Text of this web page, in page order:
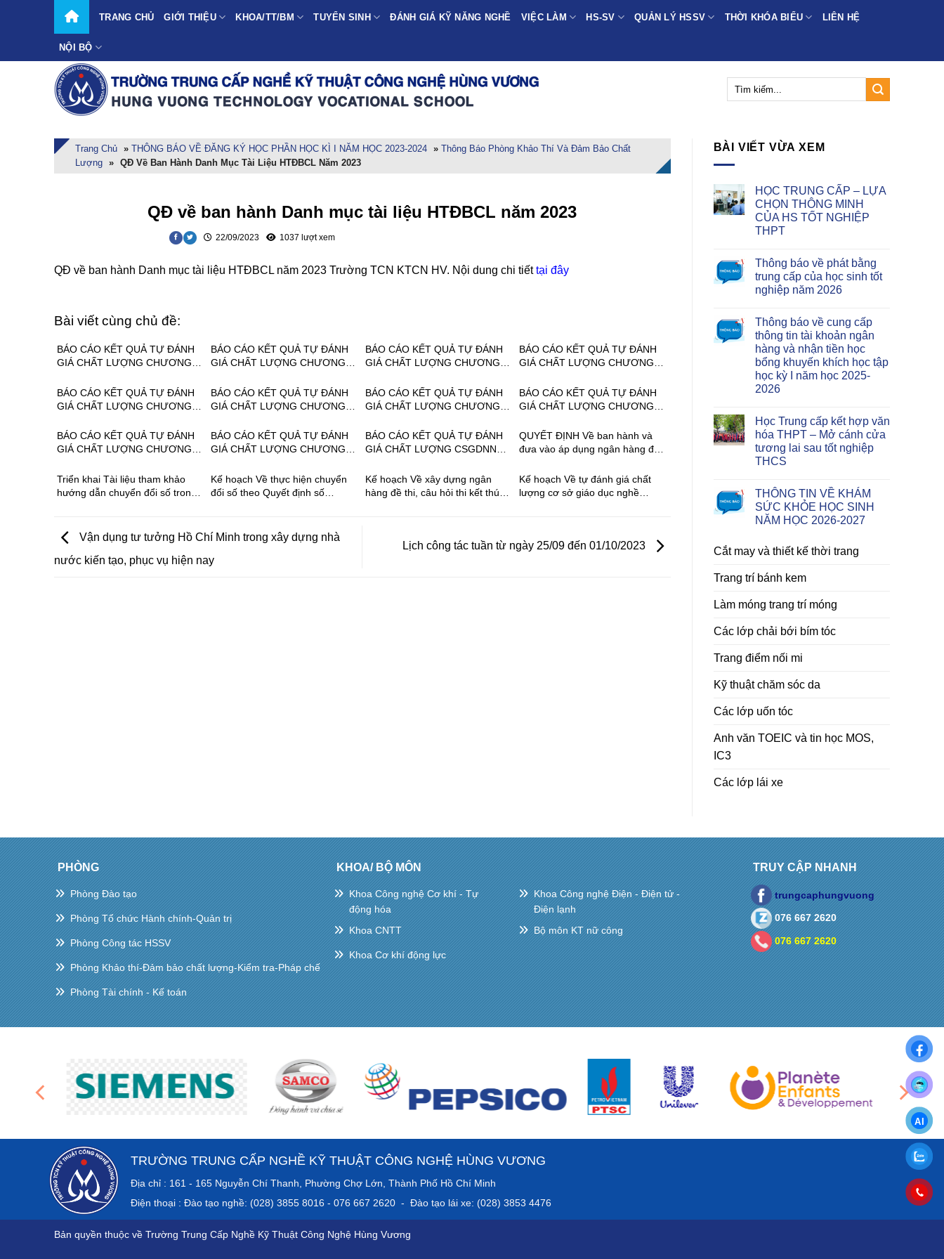
TRANG CHỦ GIỚI THIỆU KHOA/TT/BM TUYỂN SINH ĐÁNH GIÁ KỸ NĂNG NGHỀ VIỆC LÀM HS-SV QUẢN LÝ HSSV THỜI KHÓA BIỂU LIÊN HỆ
NỘI BỘ
Trang Chủ » THÔNG BÁO VỀ ĐĂNG KÝ HỌC PHẦN HỌC KÌ I NĂM HỌC 2023-2024 » Thông Báo Phòng Khảo Thí Và Đảm Bảo Chất
Lượng » QĐ Về Ban Hành Danh Mục Tài Liệu HTĐBCL Năm 2023
QĐ về ban hành Danh mục tài liệu HTĐBCL năm 2023
22/09/2023 1037 lượt xem
QĐ về ban hành Danh mục tài liệu HTĐBCL năm 2023 Trường TCN KTCN HV. Nội dung chi tiếttại đây
Bài viết cùng chủ đề:
BÁO CÁO KẾT QUẢ TỰ ĐÁNH
GIÁ CHẤT LƯỢNG CHƯƠNG
NGHỀ: QUẢN TRỊ MẠNG MÁY
TÍNH TRÌNH ĐỘ TRUNG CẤP
BÁO CÁO KẾT QUẢ TỰ ĐÁNH
GIÁ CHẤT LƯỢNG CHƯƠNG
NGHỀ: VẬN HÀNH, SỬA CHỮA
THIẾT BỊ LẠNH TRÌNH ĐỘ
BÁO CÁO KẾT QUẢ TỰ ĐÁNH
GIÁ CHẤT LƯỢNG CHƯƠNG
NGHỀ: ĐIỆN TỬ CÔNG NGHIỆP
TRÌNH ĐỘ TRUNG CẤP NĂM
BÁO CÁO KẾT QUẢ TỰ ĐÁNH
GIÁ CHẤT LƯỢNG CHƯƠNG
NGHỀ: QUẢN TRỊ MẠNG MÁY
TÍNH TRÌNH ĐỘ TRUNG CẤP
BÁO CÁO KẾT QUẢ TỰ ĐÁNH
GIÁ CHẤT LƯỢNG CHƯƠNG
NGHỀ: VẬN HÀNH, SỬA CHỮA
THIẾT BỊ LẠNH TRÌNH ĐỘ
BÁO CÁO KẾT QUẢ TỰ ĐÁNH
GIÁ CHẤT LƯỢNG CHƯƠNG
NGHỀ: ĐIỆN TỬ CÔNG NGHIỆP
TRÌNH ĐỘ TRUNG CẤP NĂM
BÁO CÁO KẾT QUẢ TỰ ĐÁNH
GIÁ CHẤT LƯỢNG CHƯƠNG
NGHỀ: CÔNG NGHỆ Ô TÔ
TRÌNH ĐỘ TRUNG CẤP NĂM
BÁO CÁO KẾT QUẢ TỰ ĐÁNH
GIÁ CHẤT LƯỢNG CHƯƠNG
NGHỀ: CƠ ĐIỆN TỬ TRÌNH ĐỘ
TRUNG CẤP NĂM 2024
BÁO CÁO KẾT QUẢ TỰ ĐÁNH
GIÁ CHẤT LƯỢNG CHƯƠNG
NGHỀ: CƠ ĐIỆN TỬ TRÌNH ĐỘ
TRUNG CẤP NĂM 2023
BÁO CÁO KẾT QUẢ TỰ ĐÁNH
GIÁ CHẤT LƯỢNG CHƯƠNG
NGHỀ: CÔNG NGHỆ Ô TÔ
TRÌNH ĐỘ TRUNG CẤP NĂM
BÁO CÁO KẾT QUẢ TỰ ĐÁNH
GIÁ CHẤT LƯỢNG CSGDNN
QUYẾT ĐỊNH Về ban hành và
đưa vào áp dụng ngân hàng đề
mô đun ngành, nghề Bảo trì hệ
thống thiết bị cơ khí và nghề Cơ
Triển khai Tài liệu tham khảo
hướng dẫn chuyển đổi số trong
Kế hoạch Về thực hiện chuyển
đổi số theo Quyết định số
Kế hoạch Về xây dựng ngân
hàng đề thi, câu hỏi thi kết thúc
Kế hoạch Về tự đánh giá chất
lượng cơ sở giáo dục nghề
Vận dụng tư tưởng Hồ Chí Minh trong xây dựng nhà
nước kiến tạo, phục vụ hiện nay
Lịch công tác tuần từ ngày 25/09 đến 01/10/2023
BÀI VIẾT VỪA XEM
HỌC TRUNG CẤP – LỰA
CHỌN THÔNG MINH
CỦA HS TỐT NGHIỆP
THPT
Thông báo về phát bằng
trung cấp của học sinh tốt
nghiệp năm 2026
Thông báo về cung cấp
thông tin tài khoản ngân
hàng và nhận tiền học
bổng khuyến khích học tập
học kỳ I năm học 2025-
2026
Học Trung cấp kết hợp văn
hóa THPT – Mở cánh cửa
tương lai sau tốt nghiệp
THCS
THÔNG TIN VỀ KHÁM
SỨC KHỎE HỌC SINH
NĂM HỌC 2026-2027
Cắt may và thiết kế thời trang
Trang trí bánh kem
Làm móng trang trí móng
Các lớp chải bới bím tóc
Trang điểm nối mi
Kỹ thuật chăm sóc da
Các lớp uốn tóc
Anh văn TOEIC và tin học MOS,
IC3
Các lớp lái xe
PHÒNG
Phòng Đào tạo
Phòng Tổ chức Hành chính-Quản trị
Phòng Công tác HSSV
Phòng Khảo thí-Đảm bảo chất lượng-Kiểm tra-Pháp chế
Phòng Tài chính - Kế toán
KHOA/ BỘ MÔN
Khoa Công nghệ Cơ khí - Tự
động hóa
Khoa CNTT
Khoa Cơ khí động lực
Khoa Công nghệ Điện - Điện tử -
Điện lạnh
Bộ môn KT nữ công
TRUY CẬP NHANH
trungcaphungvuong
076 667 2620
076 667 2620
TRƯỜNG TRUNG CẤP NGHỀ KỸ THUẬT CÔNG NGHỆ HÙNG VƯƠNG
Địa chỉ : 161 - 165 Nguyễn Chí Thanh, Phường Chợ Lớn, Thành Phố Hồ Chí Minh
Điện thoại : Đào tạo nghề: (028) 3855 8016 - 076 667 2620 - Đào tạo lái xe: (028) 3853 4476
Bản quyền thuộc về Trường Trung Cấp Nghề Kỹ Thuật Công Nghệ Hùng Vương